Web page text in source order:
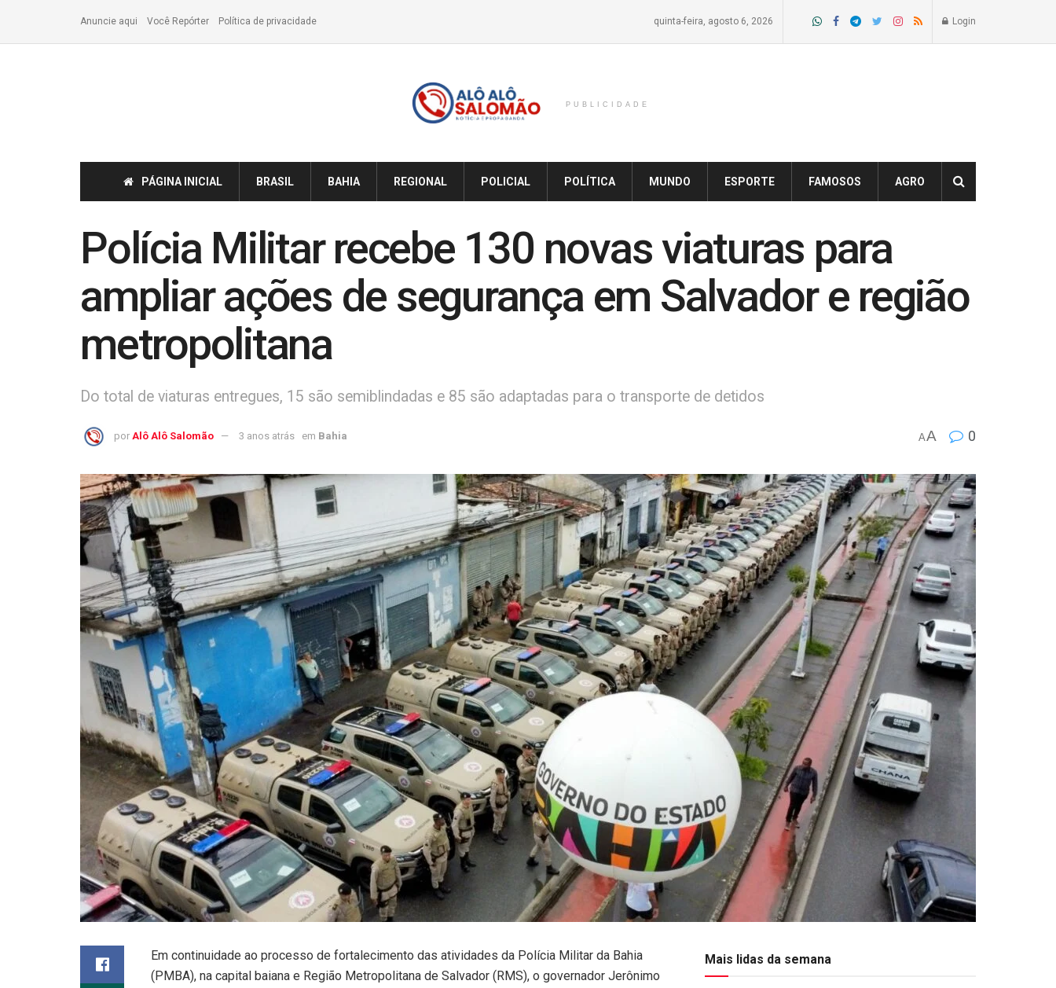
Anuncie aqui Você Repórter Política de privacidade quinta-feira, agosto 6, 2026 Login
PUBLICIDADE
PÁGINA INICIAL BRASIL BAHIA REGIONAL POLICIAL POLÍTICA MUNDO ESPORTE FAMOSOS AGRO
Polícia Militar recebe 130 novas viaturas para
ampliar ações de segurança em Salvador e região
metropolitana
Do total de viaturas entregues, 15 são semiblindadas e 85 são adaptadas para o transporte de detidos
por Alô Alô Salomão 3 anos atrás em Bahia AA 0
Em continuidade ao processo de fortalecimento das atividades da Polícia Militar da Bahia
(PMBA), na capital baiana e Região Metropolitana de Salvador (RMS), o governador Jerônimo
Mais lidas da semana